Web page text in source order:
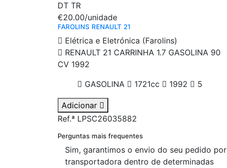
DT TR
€20.00/unidade
FAROLINS RENAULT 21
Elétrica e Eletrónica (Farolins)
RENAULT 21 CARRINHA 1.7 GASOLINA 90
CV 1992
GASOLINA
1721cc 1992 5
Adicionar
Ref.ª LPSC26035882
Perguntas mais frequentes
Sim, garantimos o envio do seu pedido por
transportadora dentro de determinadas